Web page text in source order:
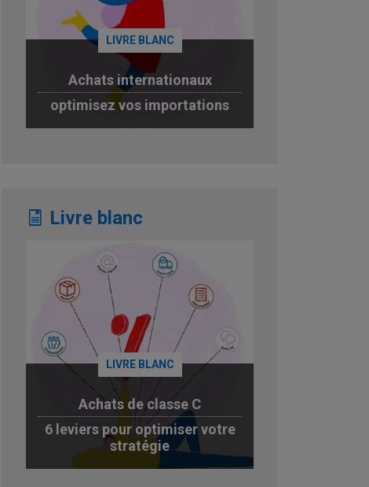
LIVRE BLANC
Achats internationaux
optimisez vos importations
Livre blanc
LIVRE BLANC
Achats de classe C
6 leviers pour optimiser votre
stratégie